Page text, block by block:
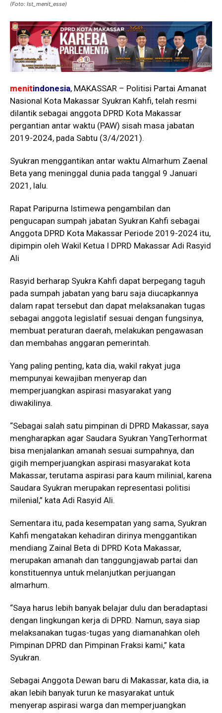
(Foto: Ist_menit_esse)
menitindonesia, MAKASSAR – Politisi Partai Amanat
Nasional Kota Makassar Syukran Kahfi, telah resmi
dilantik sebagai anggota DPRD Kota Makassar
pergantian antar waktu (PAW) sisah masa jabatan
2019-2024, pada Sabtu (3/4/2021).
Syukran menggantikan antar waktu Almarhum Zaenal
Beta yang meninggal dunia pada tanggal 9 Januari
2021, lalu.
Rapat Paripurna Istimewa pengambilan dan
pengucapan sumpah jabatan Syukran Kahfi sebagai
Anggota DPRD Kota Makassar Periode 2019-2024 itu,
dipimpin oleh Wakil Ketua I DPRD Makassar Adi Rasyid
Ali
Rasyid berharap Syukra Kahfi dapat berpegang taguh
pada sumpah jabatan yang baru saja diucapkannya
dalam rapat tersebut dan dapat melaksanakan tugas
sebagai anggota legislatif sesuai dengan fungsinya,
membuat peraturan daerah, melakukan pengawasan
dan membahas anggaran pemerintah.
Yang paling penting, kata dia, wakil rakyat juga
mempunyai kewajiban menyerap dan
memperjuangkan aspirasi masyarakat yang
diwakilinya.
“Sebagai salah satu pimpinan di DPRD Makassar, saya
mengharapkan agar Saudara Syukran YangTerhormat
bisa menjalankan amanah sesuai sumpahnya, dan
gigih memperjuangkan aspirasi masyarakat kota
Makassar, terutama aspirasi para kaum milinial, karena
Saudara Syukran merupakan representasi politisi
milenial,” kata Adi Rasyid Ali.
Sementara itu, pada kesempatan yang sama, Syukran
Kahfi mengatakan kehadiran dirinya menggantikan
mendiang Zainal Beta di DPRD Kota Makassar,
merupakan amanah dan tanggungjawab partai dan
konstituennya untuk melanjutkan perjuangan
almarhum.
“Saya harus lebih banyak belajar dulu dan beradaptasi
dengan lingkungan kerja di DPRD. Namun, saya siap
melaksanakan tugas-tugas yang diamanahkan oleh
Pimpinan DPRD dan Pimpinan Fraksi kami,” kata
Syukran.
Sebagai Anggota Dewan baru di Makassar, kata dia, ia
akan lebih banyak turun ke masyarakat untuk
menyerap aspirasi warga dan memperjuangkan